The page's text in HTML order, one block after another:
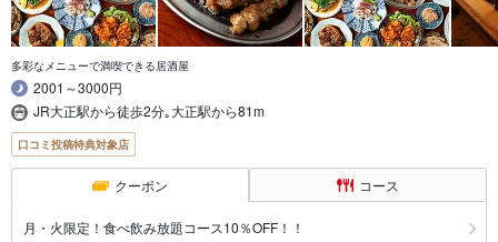
多彩なメニューで満喫できる居酒屋
2001～3000円
JR大正駅から徒歩2分｡大正駅から81m
口コミ投稿特典対象店
クーポン コース
月・火限定！食べ飲み放題コース10％OFF！！